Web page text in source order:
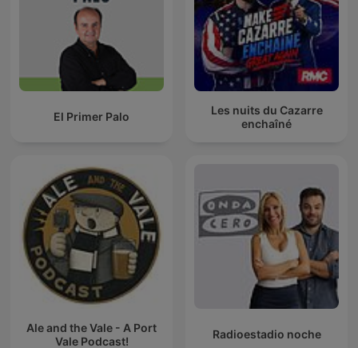
El Primer Palo
Les nuits du Cazarre
enchaîné
Ale and the Vale - A Port
Vale Podcast!
Radioestadio noche